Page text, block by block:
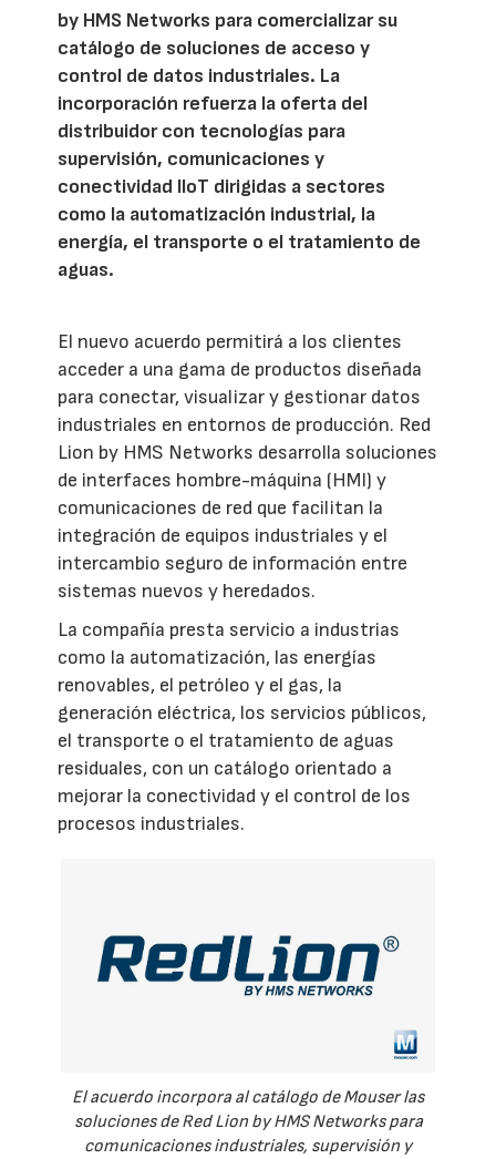
by HMS Networks para comercializar su
catálogo de soluciones de acceso y
control de datos industriales. La
incorporación refuerza la oferta del
distribuidor con tecnologías para
supervisión, comunicaciones y
conectividad IIoT dirigidas a sectores
como la automatización industrial, la
energía, el transporte o el tratamiento de
aguas.
El nuevo acuerdo permitirá a los clientes
acceder a una gama de productos diseñada
para conectar, visualizar y gestionar datos
industriales en entornos de producción. Red
Lion by HMS Networks desarrolla soluciones
de interfaces hombre-máquina (HMI) y
comunicaciones de red que facilitan la
integración de equipos industriales y el
intercambio seguro de información entre
sistemas nuevos y heredados.
La compañía presta servicio a industrias
como la automatización, las energías
renovables, el petróleo y el gas, la
generación eléctrica, los servicios públicos,
el transporte o el tratamiento de aguas
residuales, con un catálogo orientado a
mejorar la conectividad y el control de los
procesos industriales.
El acuerdo incorpora al catálogo de Mouser las
soluciones de Red Lion by HMS Networks para
comunicaciones industriales, supervisión y